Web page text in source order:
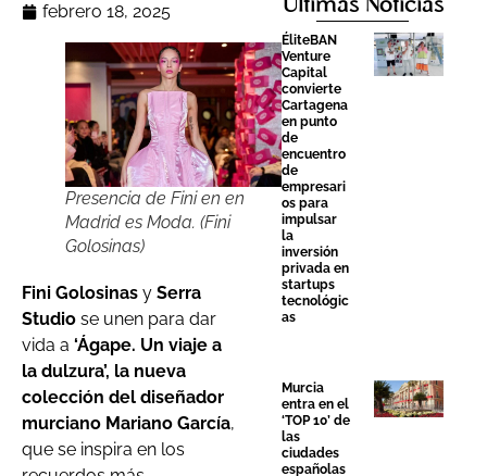
febrero 18, 2025
Presencia de Fini en en
Madrid es Moda. (Fini
Golosinas)
Fini Golosinas y Serra
Studio se unen para dar
vida a ‘Ágape. Un viaje a
la dulzura’, la nueva
colección del diseñador
murciano Mariano García,
que se inspira en los
Últimas Noticias
ÉliteBAN
Venture
Capital
convierte
Cartagena
en punto
de
encuentro
de
empresari
os para
impulsar
la
inversión
privada en
startups
tecnológic
as
Murcia
entra en el
‘TOP 10’ de
las
ciudades
españolas